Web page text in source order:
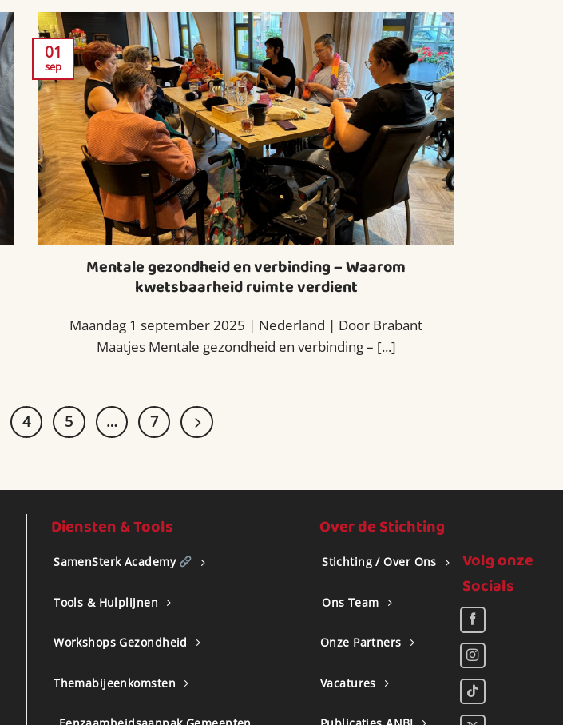
Mentale gezondheid en verbinding – Waarom
kwetsbaarheid ruimte verdient
Maandag 1 september 2025 | Nederland | Door Brabant
Maatjes Mentale gezondheid en verbinding – [...]
01
sep
4 5 … 7
Diensten & Tools
SamenSterk Academy
Tools & Hulplijnen
Workshops Gezondheid
Themabijeenkomsten
Over de Stichting
Stichting / Over Ons
Ons Team
Onze Partners
Vacatures
Volg onze
Socials